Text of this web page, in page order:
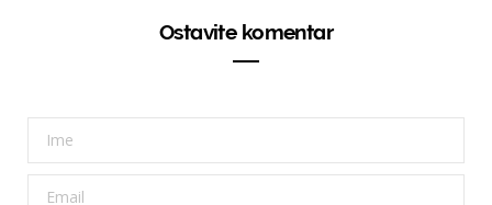
Ostavite komentar